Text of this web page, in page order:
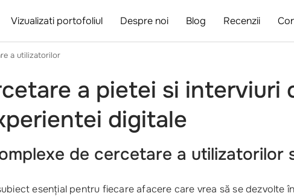
Vizualizati portofoliul Despre noi Blog Recenzii
a utilizatorilor
a pietei si interviuri
digitale
de cercetare a utilizatorilor
esențial pentru fiecare afacere care vrea să se dezvolte